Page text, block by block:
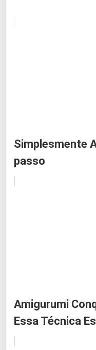
Simplesmente
passo
Amigurumi
Essa Técnica